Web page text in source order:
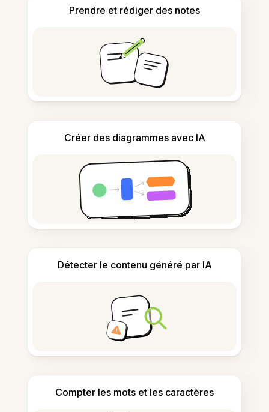
Prendre et rédiger des notes
Créer des diagrammes avec IA
Détecter le contenu généré par IA
Compter les mots et les caractères